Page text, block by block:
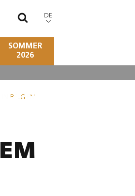
SUCHEN
DE
SOMMER
2026
BELGIEN